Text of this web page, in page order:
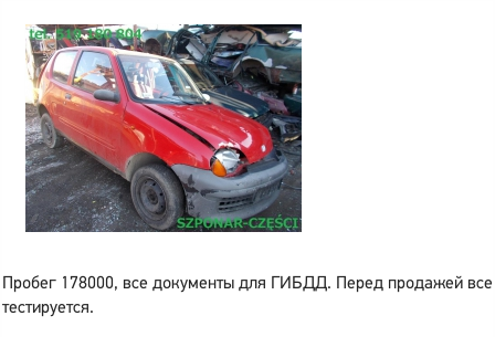
Пробег 178000, все документы для ГИБДД. Перед продажей все
тестируется.